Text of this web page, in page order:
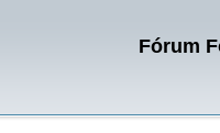
Fórum